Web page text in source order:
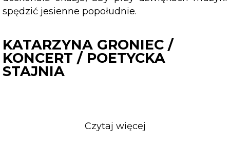
spędzić jesienne popołudnie.
KATARZYNA GRONIEC /
KONCERT / POETYCKA
STAJNIA
Czytaj więcej